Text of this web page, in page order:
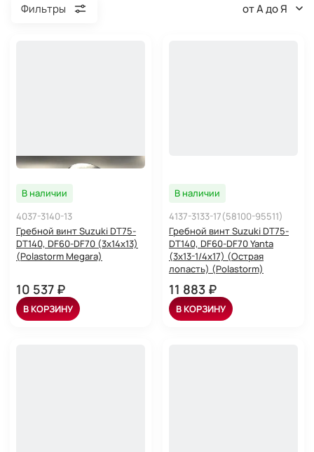
Фильтры от А до Я
В наличии
4037-3140-13
Гребной винт Suzuki DT75-
DT140, DF60-DF70 (3x14x13)
(Polastorm Megara)
10 537 ₽
В КОРЗИНУ
В наличии
4137-3133-17(58100-95511)
Гребной винт Suzuki DT75-
DT140, DF60-DF70 Yanta
(3x13-1/4x17) (Острая
лопасть) (Polastorm)
11 883 ₽
В КОРЗИНУ